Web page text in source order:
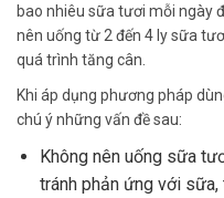
bao nhiêu sữa tươi mỗi ngày
nên uống từ 2 đến 4 ly sữa
quá trình tăng cân.
Khi áp dụng phương pháp
chú ý những vấn đề sau:
Không nên uống sữa
tránh phản ứng với